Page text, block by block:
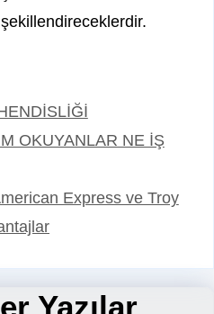
OKUYANLAR NE İŞ
Express ve Troy
Yazılar